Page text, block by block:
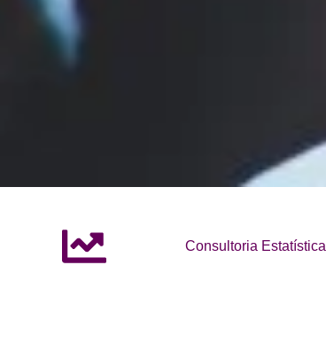
Consultoria Estatística